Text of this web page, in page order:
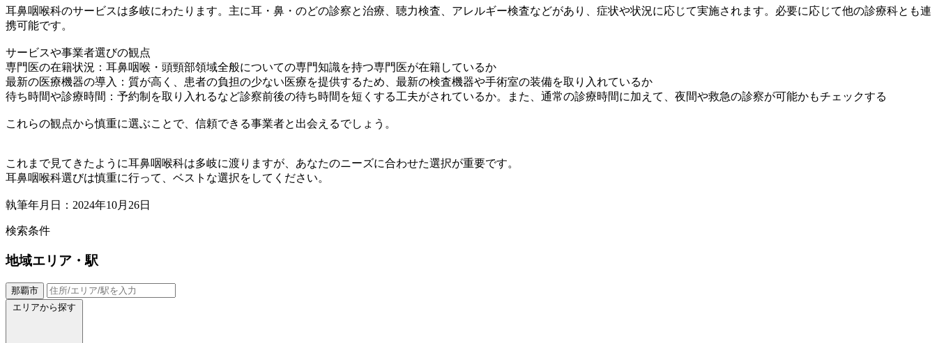
耳鼻咽喉科のサービスは多岐にわたります。主に耳・鼻・のどの診察と治療、聴力検査、アレルギー検査などがあり、症状や状況に応じて実施されます。必要に応じて他の診療科とも連
携可能です。
サービスや事業者選びの観点
専門医の在籍状況：耳鼻咽喉・頭頸部領域全般についての専門知識を持つ専門医が在籍しているか
最新の医療機器の導入：質が高く、患者の負担の少ない医療を提供するため、最新の検査機器や手術室の装備を取り入れているか
待ち時間や診療時間：予約制を取り入れるなど診察前後の待ち時間を短くする工夫がされているか。また、通常の診療時間に加えて、夜間や救急の診察が可能かもチェックする
これらの観点から慎重に選ぶことで、信頼できる事業者と出会えるでしょう。
これまで見てきたように耳鼻咽喉科は多岐に渡りますが、あなたのニーズに合わせた選択が重要です。
耳鼻咽喉科選びは慎重に行って、ベストな選択をしてください。
執筆年月日：2024年10月26日
検索条件
地域エリア・駅
那覇市
エリアから探す